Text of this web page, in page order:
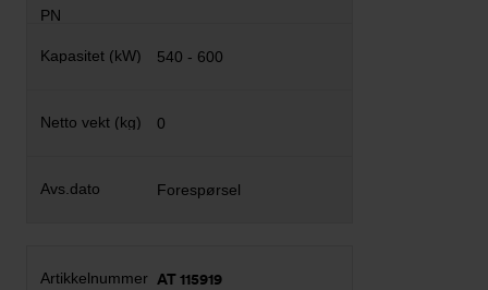
540 - 600
0
Forespørsel
AT 115919